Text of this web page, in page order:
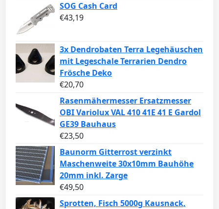
SOG Cash Card
€43,19
3x Dendrobaten Terra Legehäuschen
mit Legeschale Terrarien Dendro
Frösche Deko
€20,70
Rasenmähermesser Ersatzmesser
OBI Variolux VAL 410 41E 41 E Gardol
GE39 Bauhaus
€23,50
Baunorm Gitterrost verzinkt
Maschenweite 30x10mm Bauhöhe
20mm inkl. Zarge
€49,50
Sprotten, Fisch 5000g Kausnack,